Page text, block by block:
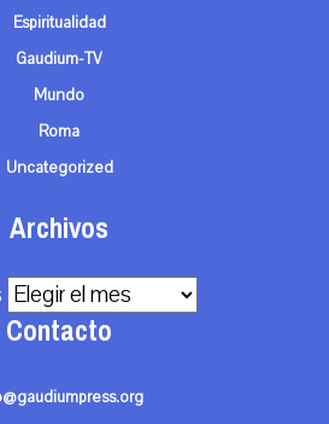
Espiritualidad
Gaudium-TV
Mundo
Roma
Uncategorized
Archivos
Contacto